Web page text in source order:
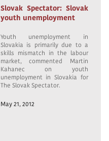
Slovak Spectator: Slovak
youth unemployment
Youth unemployment in
Slovakia is primarily due to a
skills mismatch in the labour
market, commented Martin
Kahanec on youth
unemployment in Slovakia for
The Slovak Spectator.
May 21, 2012